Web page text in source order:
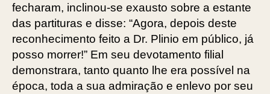
fecharam, inclinou-se exausto sobre a estante
das partituras e disse: “Agora, depois deste
reconhecimento feito a Dr. Plinio em público, já
posso morrer!” Em seu devotamento filial
demonstrara, tanto quanto lhe era possível na
época, toda a sua admiração e enlevo por seu